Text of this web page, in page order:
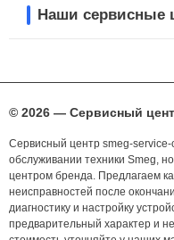
Наши сервисные
© 2026 — Сервисный
Сервисный центр smeg-service-
обслуживании техники Smeg,
центром бренда. Предлагаем
неисправностей после
диагностику и настройку
предварительный характер и